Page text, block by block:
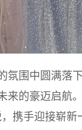
氛围中圆满落
来的豪迈启航
携手迎接崭